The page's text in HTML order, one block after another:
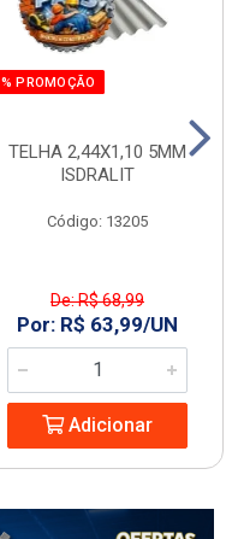
% PROMOÇÃO
TELHA 2,44X1,10 5MM
ISDRALIT
Código: 13205
De: R$ 68,99
Por: R$ 63,99/UN
Adicionar